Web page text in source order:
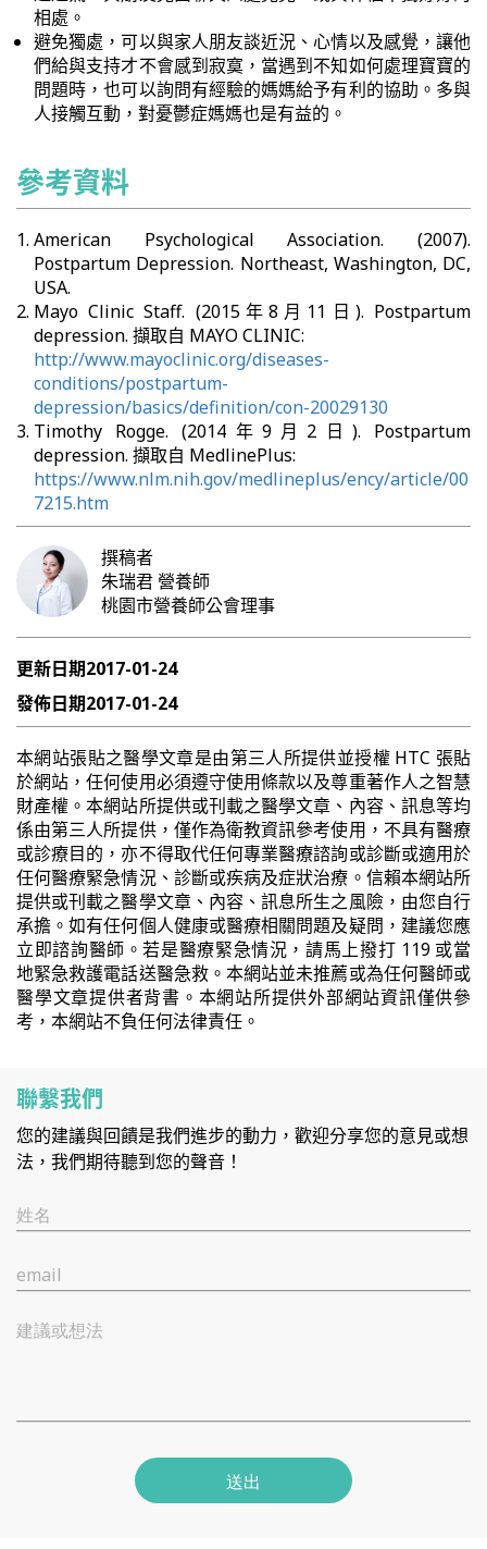
相處。
避免獨處，可以與家人朋友談近況、心情以及感覺，讓他
們給與支持才不會感到寂寞，當遇到不知如何處理寶寶的
問題時，也可以詢問有經驗的媽媽給予有利的協助。多與
人接觸互動，對憂鬱症媽媽也是有益的。
參考資料
American Psychological Association. (2007).
Postpartum Depression. Northeast, Washington, DC,
USA.
Mayo Clinic Staff. (2015年8月11日). Postpartum
depression. 擷取自 MAYO CLINIC:
http://www.mayoclinic.org/diseases-
conditions/postpartum-
depression/basics/definition/con-20029130
Timothy Rogge. (2014年9月2日). Postpartum
depression. 擷取自 MedlinePlus:
https://www.nlm.nih.gov/medlineplus/ency/article/00
7215.htm
撰稿者
朱瑞君 營養師
桃園市營養師公會理事
更新日期2017-01-24
發佈日期2017-01-24
本網站張貼之醫學文章是由第三人所提供並授權 HTC 張貼
於網站，任何使用必須遵守使用條款以及尊重著作人之智慧
財產權。本網站所提供或刊載之醫學文章、內容、訊息等均
係由第三人所提供，僅作為衛教資訊參考使用，不具有醫療
或診療目的，亦不得取代任何專業醫療諮詢或診斷或適用於
任何醫療緊急情況、診斷或疾病及症狀治療。信賴本網站所
提供或刊載之醫學文章、內容、訊息所生之風險，由您自行
承擔。如有任何個人健康或醫療相關問題及疑問，建議您應
立即諮詢醫師。若是醫療緊急情況，請馬上撥打 119 或當
地緊急救護電話送醫急救。本網站並未推薦或為任何醫師或
醫學文章提供者背書。本網站所提供外部網站資訊僅供參
考，本網站不負任何法律責任。
聯繫我們
您的建議與回饋是我們進步的動力，歡迎分享您的意見或想
法，我們期待聽到您的聲音！
姓名
email
建議或想法
送出